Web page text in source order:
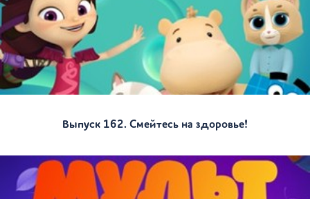
Выпуск 162. Смейтесь на здоровье!